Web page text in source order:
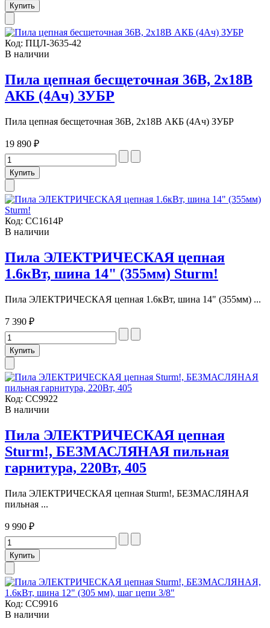
Код: ПЦЛ-3635-42
В наличии
Пила цепная бесщеточная 36В, 2х18В
АКБ (4Ач) ЗУБР
Пила цепная бесщеточная 36В, 2х18В АКБ (4Ач) ЗУБР
19 890 ₽
Код: CC1614P
В наличии
Пила ЭЛЕКТРИЧЕСКАЯ цепная
1.6кВт, шина 14" (355мм) Sturm!
Пила ЭЛЕКТРИЧЕСКАЯ цепная 1.6кВт, шина 14" (355мм) ...
7 390 ₽
Код: CC9922
В наличии
Пила ЭЛЕКТРИЧЕСКАЯ цепная
Sturm!, БЕЗМАСЛЯНАЯ пильная
гарнитура, 220Вт, 405
Пила ЭЛЕКТРИЧЕСКАЯ цепная Sturm!, БЕЗМАСЛЯНАЯ
пильная ...
9 990 ₽
Код: CC9916
В наличии